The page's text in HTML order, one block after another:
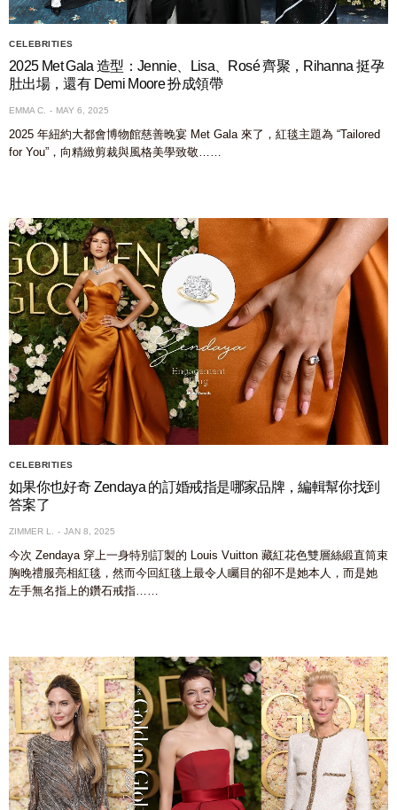
CELEBRITIES
2025 Met Gala 造型：Jennie、Lisa、Rosé 齊聚，Rihanna 挺孕
肚出場，還有 Demi Moore 扮成領帶
EMMA C. MAY 6, 2025
2025 年紐約大都會博物館慈善晚宴 Met Gala 來了，紅毯主題為 “Tailored
for You”，向精緻剪裁與風格美學致敬……
CELEBRITIES
如果你也好奇 Zendaya 的訂婚戒指是哪家品牌，編輯幫你找到
答案了
ZIMMER L. JAN 8, 2025
今次 Zendaya 穿上一身特別訂製的 Louis Vuitton 藏紅花色雙層絲緞直筒束
胸晚禮服亮相紅毯，然而今回紅毯上最令人矚目的卻不是她本人，而是她
左手無名指上的鑽石戒指……